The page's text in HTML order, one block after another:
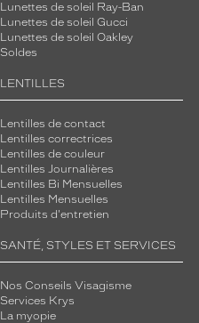
Lunettes de soleil Ray-Ban
Lunettes de soleil Gucci
Lunettes de soleil Oakley
Soldes
LENTILLES
Lentilles de contact
Lentilles correctrices
Lentilles de couleur
Lentilles Journalières
Lentilles Bi Mensuelles
Lentilles Mensuelles
Produits d'entretien
SANTÉ, STYLES ET SERVICES
Nos Conseils Visagisme
Services Krys
La myopie